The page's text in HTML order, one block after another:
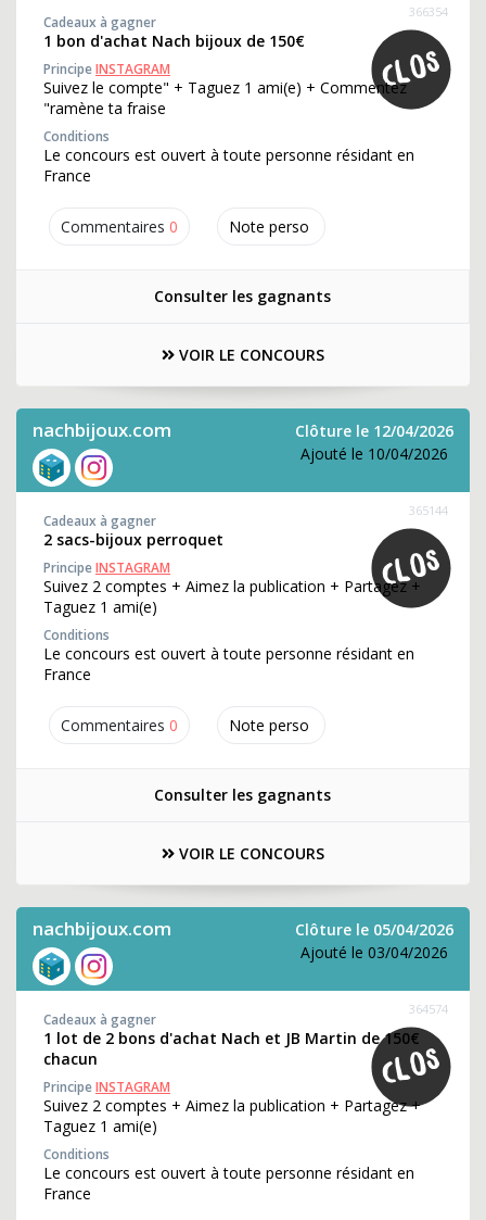
Commentaires 0 Note perso
366354
Cadeaux à gagner
1 bon d'achat Nach bijoux de 150€
PrincipeINSTAGRAM
Suivez le compte" + Taguez 1 ami(e) + Commentez
"ramène ta fraise
Conditions
Le concours est ouvert à toute personne résidant en
France
Consulter les gagnants
VOIR LE CONCOURS
nachbijoux.com
Clôture le 12/04/2026
Ajouté le 10/04/2026
Commentaires 0 Note perso
365144
Cadeaux à gagner
2 sacs-bijoux perroquet
PrincipeINSTAGRAM
Suivez 2 comptes + Aimez la publication + Partagez +
Taguez 1 ami(e)
Conditions
Le concours est ouvert à toute personne résidant en
France
Consulter les gagnants
VOIR LE CONCOURS
nachbijoux.com
Clôture le 05/04/2026
Ajouté le 03/04/2026
364574
Cadeaux à gagner
1 lot de 2 bons d'achat Nach et JB Martin de 150€
chacun
PrincipeINSTAGRAM
Suivez 2 comptes + Aimez la publication + Partagez +
Taguez 1 ami(e)
Conditions
Le concours est ouvert à toute personne résidant en
France